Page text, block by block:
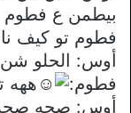
بيطمن ع فطوم
فطوم تو كيف
أوس: الحلو شن
فطوم:
ههه
أوس: صحه